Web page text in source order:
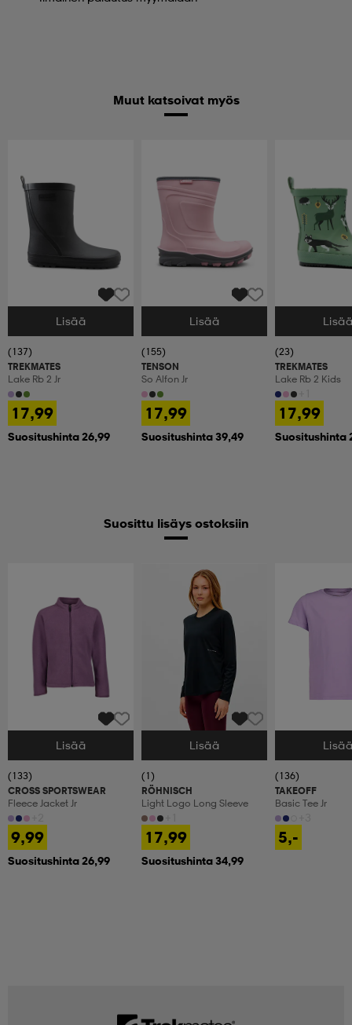
Muut katsoivat myös
Valitse Koko
Lisää
(137)
TREKMATES
Lake Rb 2 Jr
17,99
Suositushinta 26,99
Valitse Koko
Lisää
(155)
TENSON
So Alfon Jr
17,99
Suositushinta 39,49
Valitse Koko
(23)
TREKMATES
Lake Rb 2 Kids
17,99
Suositushinta
Suosittu lisäys ostoksiin
Valitse Koko
Lisää
(133)
CROSS SPORTSWEAR
Fleece Jacket Jr
9,99
Suositushinta 26,99
Valitse Koko
Lisää
(1)
RÖHNISCH
Light Logo Long Sleeve
17,99
Suositushinta 34,99
Valitse Koko
(136)
TAKEOFF
Basic Tee Jr
5,-